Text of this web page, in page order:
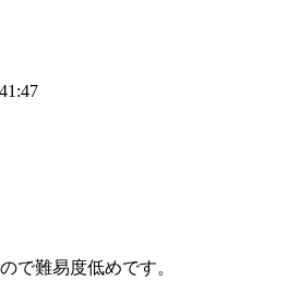
で難易度低めです。